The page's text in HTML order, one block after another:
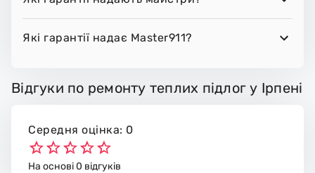
Які гарантії надає Master911?
Відгуки по ремонту теплих підлог у Ірпені
Середня оцінка: 0
На основі 0 відгуків